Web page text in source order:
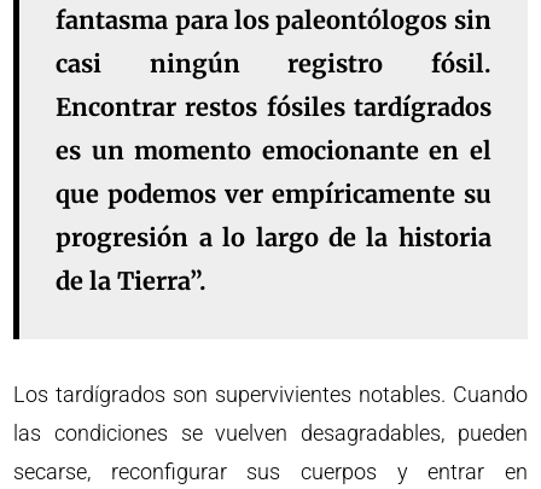
fantasma para los paleontólogos sin
casi ningún registro fósil.
Encontrar restos fósiles tardígrados
es un momento emocionante en el
que podemos ver empíricamente su
progresión a lo largo de la historia
de la Tierra”.
Los tardígrados son supervivientes notables. Cuando
las condiciones se vuelven desagradables, pueden
secarse, reconfigurar sus cuerpos y entrar en